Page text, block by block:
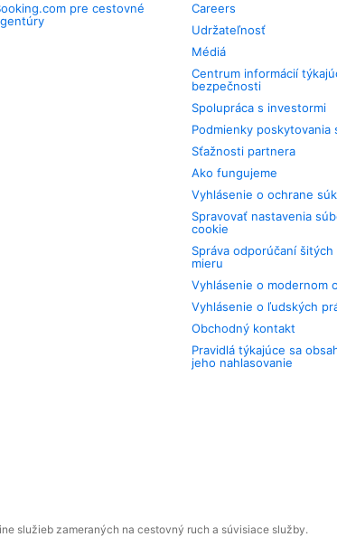
pre cestovné
Careers
Udržateľnosť
Médiá
Centrum informácií
bezpečnosti
Spolupráca s investormi
Podmienky poskytovania
Sťažnosti partnera
Ako fungujeme
Vyhlásenie o ochrane
Spravovať nastavenia
cookie
Správa odporúčaní šitých
mieru
Vyhlásenie o modernom
Vyhlásenie o ľudských
Obchodný kontakt
Pravidlá týkajúce sa
jeho nahlasovanie
služieb zameraných na cestovný ruch a súvisiace služby.